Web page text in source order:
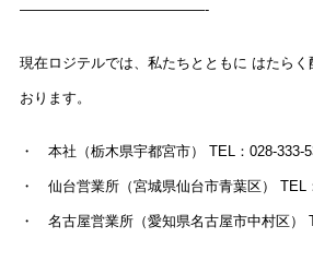
—————————————-
現在ロジテルでは、私たちとともに はたら
おります。
・ 本社（栃木県宇都宮市） TEL：028-333-
・ 仙台営業所（宮城県仙台市青葉区） TEL
・ 名古屋営業所（愛知県名古屋市中村区）